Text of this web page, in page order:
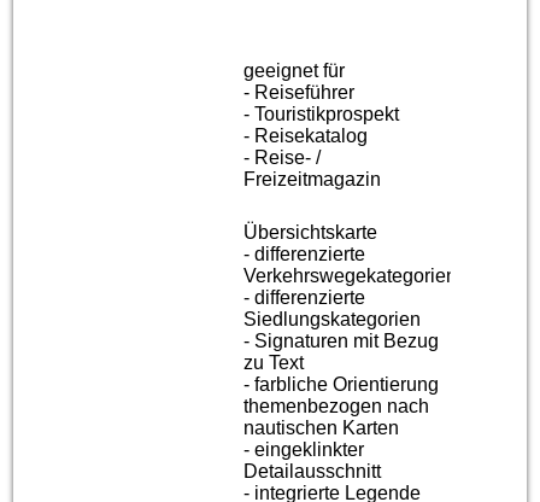
geeignet für
- Reiseführer
- Touristikprospekt
- Reisekatalog
- Reise- /
Freizeitmagazin
Übersichtskarte
- differenzierte
Verkehrswegekategorien
- differenzierte
Siedlungskategorien
- Signaturen mit Bezug
zu Text
- farbliche Orientierung
themenbezogen nach
nautischen Karten
- eingeklinkter
Detailausschnitt
- integrierte Legende